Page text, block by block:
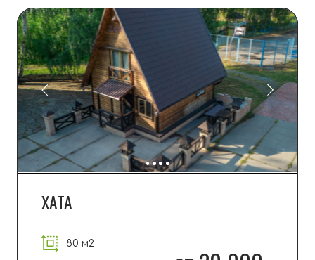
ЗАБРОНИРОВАТЬ
ПОДРОБНЕЕ
ДАЧА